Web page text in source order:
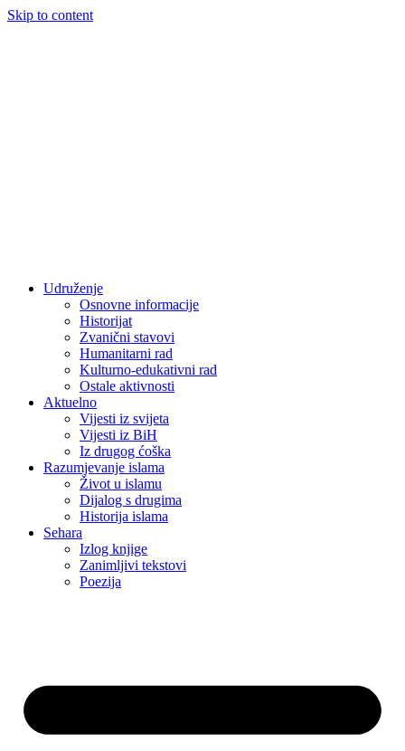
Skip to content
Udruženje
Osnovne informacije
Historijat
Zvanični stavovi
Humanitarni rad
Kulturno-edukativni rad
Ostale aktivnosti
Aktuelno
Vijesti iz svijeta
Vijesti iz BiH
Iz drugog ćoška
Razumjevanje islama
Život u islamu
Dijalog s drugima
Historija islama
Sehara
Izlog knjige
Zanimljivi tekstovi
Poezija